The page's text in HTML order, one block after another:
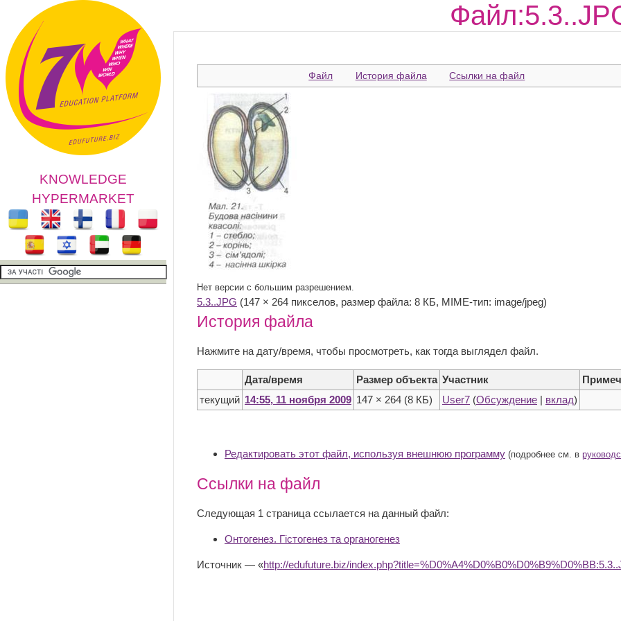
KNOWLEDGE
HYPERMARKET
Файл История файла Ссылки на файл
Нет версии с большим разрешением.
5.3..JPG ‎ (147 × 264 пикселов, размер файла: 8 КБ, MIME-тип: image/jpeg)
История файла
Нажмите на дату/время, чтобы просмотреть, как тогда выглядел файл.
Дата/время Размер объекта Участник
текущий 14:55, 11 ноября 2009 147 × 264 (8 КБ) User7 (Обсуждение | вклад)
Редактировать этот файл, используя внешнюю программу (подробнее см. в
Ссылки на файл
Следующая 1 страница ссылается на данный файл:
Онтогенез. Гістогенез та органогенез
Источник — «http://edufuture.biz/